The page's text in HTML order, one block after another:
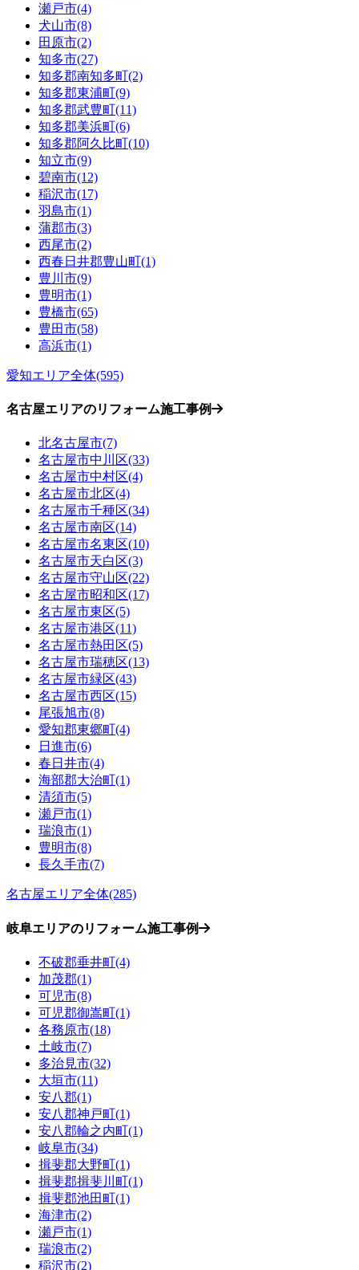
瀬戸市(4)
犬山市(8)
田原市(2)
知多市(27)
知多郡南知多町(2)
知多郡東浦町(9)
知多郡武豊町(11)
知多郡美浜町(6)
知多郡阿久比町(10)
知立市(9)
碧南市(12)
稲沢市(17)
羽島市(1)
蒲郡市(3)
西尾市(2)
西春日井郡豊山町(1)
豊川市(9)
豊明市(1)
豊橋市(65)
豊田市(58)
高浜市(1)
愛知エリア全体(595)
名古屋エリアのリフォーム施工事例
北名古屋市(7)
名古屋市中川区(33)
名古屋市中村区(4)
名古屋市北区(4)
名古屋市千種区(34)
名古屋市南区(14)
名古屋市名東区(10)
名古屋市天白区(3)
名古屋市守山区(22)
名古屋市昭和区(17)
名古屋市東区(5)
名古屋市港区(11)
名古屋市熱田区(5)
名古屋市瑞穂区(13)
名古屋市緑区(43)
名古屋市西区(15)
尾張旭市(8)
愛知郡東郷町(4)
日進市(6)
春日井市(4)
海部郡大治町(1)
清須市(5)
瀬戸市(1)
瑞浪市(1)
豊明市(8)
長久手市(7)
名古屋エリア全体(285)
岐阜エリアのリフォーム施工事例
不破郡垂井町(4)
加茂郡(1)
可児市(8)
可児郡御嵩町(1)
各務原市(18)
土岐市(7)
多治見市(32)
大垣市(11)
安八郡(1)
安八郡神戸町(1)
安八郡輪之内町(1)
岐阜市(34)
揖斐郡大野町(1)
揖斐郡揖斐川町(1)
揖斐郡池田町(1)
海津市(2)
瀬戸市(1)
瑞浪市(2)
稲沢市(2)